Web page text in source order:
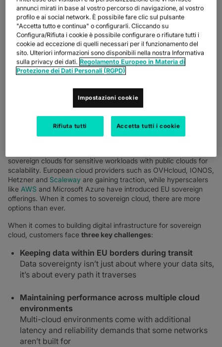
BUSINESSES AND END USERS ALIKE HAVE HIGHER
In this climate, CIOs and their teams are busy looking at how to
build sovereign cloud networks that protect data and enable the
business.
sovereign clouds for sensitive workloads with public clouds for
scalability. European cloud providers such as OVHcloud, IONOS,
Hetzner and Scaleway are gaining traction, while hyperscalers
like AWS and Microsoft Azure have introduced EU sovereign
offerings. When it comes to sovereign cloud, there are more
options than ever.
When it comes to building digital infrastructure for sovereign
cloud, customers face three key challenges:
Keeping data within EU borders during transit
Data sovereignty isn’t just about where your data sits,
it’s about every path it traverses
Maintaining performance across multiple cloud
environments
Multi-cloud environments come with additional
latency and reliability demands that some networks
aren’t built for
annunci mirati in base al vostro percorso di navigazione, al vostro
profilo e ai social network. È possibile fare clic sul pulsante
"Accetta tutto e continua" o configurarli. Cliccando su
Configura/Rifiuta i cookie è possibile configurare o rifiutare tutti i
cookie ad eccezione di quelli necessari per il funzionamento del
sito. Ulteriori informazioni sono disponibili nella nostra Informativa
sulla privacy dei dati. Regolamento Europeo in Materia di
Protezione dei Dati Personali (RGPD)
Impostazioni cookie
Rifiuta tutti Accetta tutti i cookie